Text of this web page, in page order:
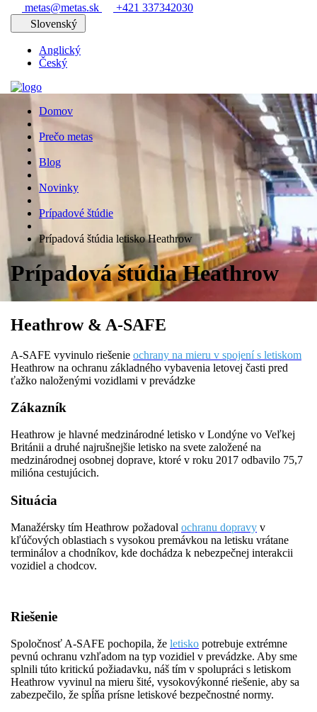
metas@metas.sk
+421 337342030
Slovenský
Anglický
Český
Domov
Prečo metas
Blog
Novinky
Prípadové štúdie
Prípadová štúdia letisko Heathrow
Prípadová štúdia Heathrow
Heathrow & A-SAFE
A-SAFE vyvinulo riešenie ochrany na mieru v spojení s letiskom
Heathrow na ochranu základného vybavenia letovej časti pred
ťažko naloženými vozidlami v prevádzke
Zákazník
Heathrow je hlavné medzinárodné letisko v Londýne vo Veľkej
Británii a druhé najrušnejšie letisko na svete založené na
medzinárodnej osobnej doprave, ktoré v roku 2017 odbavilo 75,7
milióna cestujúcich.
Situácia
Manažérsky tím Heathrow požadoval ochranu dopravy v
kľúčových oblastiach s vysokou premávkou na letisku vrátane
terminálov a chodníkov, kde dochádza k nebezpečnej interakcii
vozidiel a chodcov.
Riešenie
Spoločnosť A-SAFE pochopila, že letisko potrebuje extrémne
pevnú ochranu vzhľadom na typ vozidiel v prevádzke. Aby sme
splnili túto kritickú požiadavku, náš tím v spolupráci s letiskom
Heathrow vyvinul na mieru šité, vysokovýkonné riešenie, aby sa
zabezpečilo, že spĺňa prísne letiskové bezpečnostné normy.